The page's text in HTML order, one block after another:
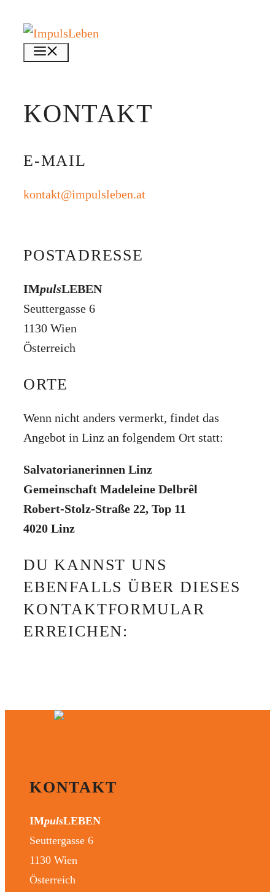
Inhalt
springen
KONTAKT
E-MAIL
kontakt@impulsleben.at
POSTADRESSE
IMpulsLEBEN
Seuttergasse 6
1130 Wien
Österreich
ORTE
Wenn nicht anders vermerkt, findet das
Angebot in Linz an folgendem Ort statt:
Salvatorianerinnen Linz
Gemeinschaft Madeleine Delbrêl
Robert-Stolz-Straße 22, Top 11
4020 Linz
DU KANNST UNS
EBENFALLS ÜBER DIESES
KONTAKTFORMULAR
ERREICHEN:
KONTAKT
IMpulsLEBEN
Seuttergasse 6
1130 Wien
Österreich